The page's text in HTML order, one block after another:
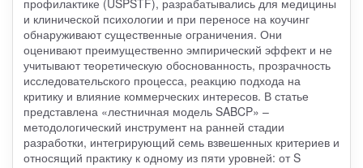
профилактике (USPSTF), разрабатывались для медицины
и клинической психологии и при переносе на коучинг
обнаруживают существенные ограничения. Они
оценивают преимущественно эмпирический эффект и не
учитывают теоретическую обоснованность, прозрачность
исследовательского процесса, реакцию подхода на
критику и влияние коммерческих интересов. В статье
представлена «лестничная модель SABCP» –
методологический инструмент на ранней стадии
разработки, интегрирующий семь взвешенных критериев и
относящий практику к одному из пяти уровней: от S